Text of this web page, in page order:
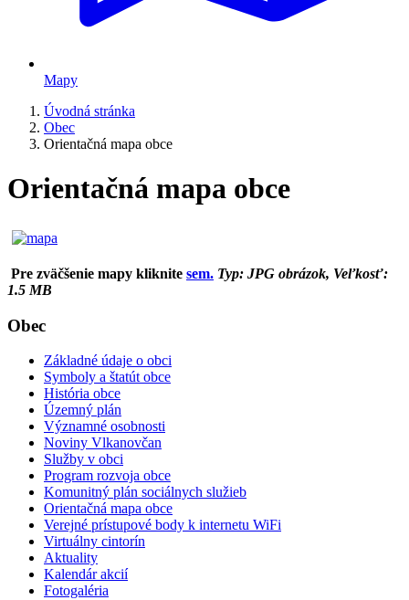
Mapy
Úvodná stránka
Obec
Orientačná mapa obce
Orientačná mapa obce
Pre zväčšenie mapy kliknite sem. Typ: JPG obrázok, Veľkosť:
1.5 MB
Obec
Základné údaje o obci
Symboly a štatút obce
História obce
Územný plán
Významné osobnosti
Noviny Vlkanovčan
Služby v obci
Program rozvoja obce
Komunitný plán sociálnych služieb
Orientačná mapa obce
Verejné prístupové body k internetu WiFi
Virtuálny cintorín
Aktuality
Kalendár akcií
Fotogaléria